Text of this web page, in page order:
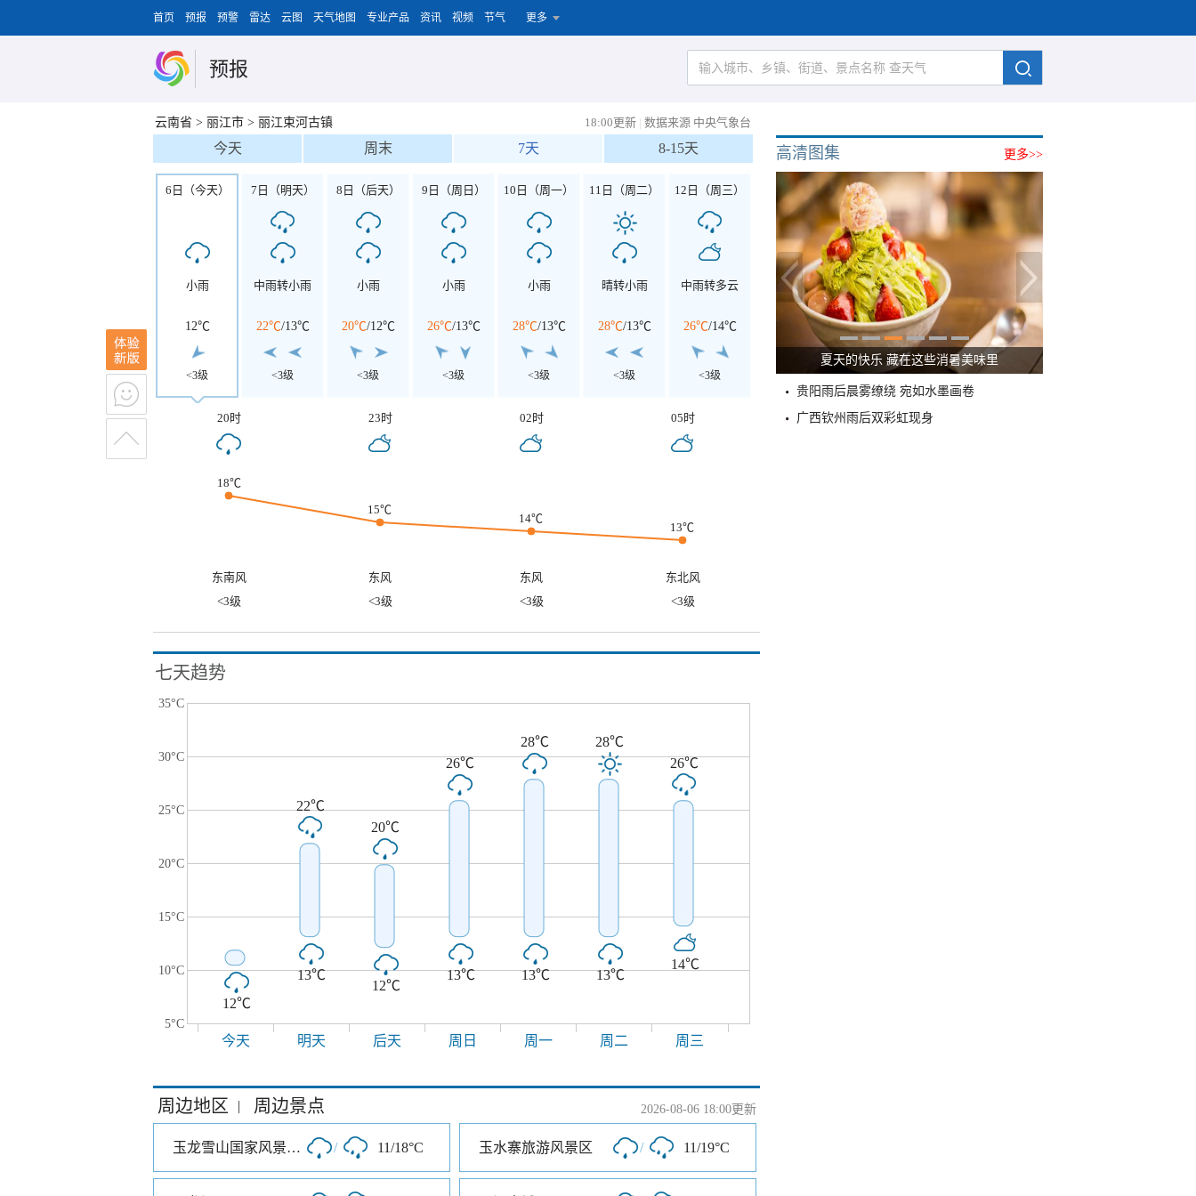
首页 预报 预警 雷达 云图 天气地图 专业产品 资讯 视频 节气 更多
预报
云南省 > 丽江市 > 丽江束河古镇 18:00更新 | 数据来源 中央气象台
今天 周末 7天 8-15天
6日（今天）
小雨
12℃
<3级
7日（明天）
中雨转小雨
22℃/13℃
<3级
8日（后天）
小雨
20℃/12℃
<3级
9日（周日）
小雨
26℃/13℃
<3级
10日（周一）
小雨
28℃/13℃
<3级
11日（周二）
晴转小雨
28℃/13℃
<3级
12日（周三）
中雨转多云
26℃/14℃
<3级
20时 23时 02时 05时
18℃
15℃
14℃
13℃
东南风 东风 东风
东北风
<3级
<3级 <3级 <3级
七天趋势
35°C
30°C
25°C
20°C
15°C
10°C
5°C
12℃
22℃
13℃
20℃
12℃
26℃
13℃
28℃
13℃
28℃
13℃
26℃
14℃
今天 明天 后天 周日 周一 周二 周三
周边地区 | 周边景点 2026-08-06 18:00更新
玉龙雪山国家风景名胜区 / 11/18°C 玉水寨旅游风景区 / 11/19°C
更多>>
高清图集
夏天的快乐 藏在这些消暑美味里
贵阳雨后晨雾缭绕 宛如水墨画卷
广西钦州雨后双彩虹现身